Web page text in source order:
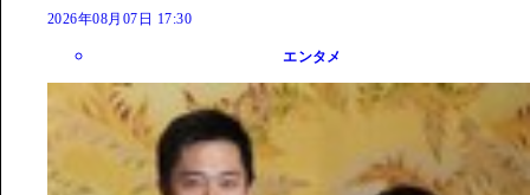
2026年08月07日 17:30
エンタメ